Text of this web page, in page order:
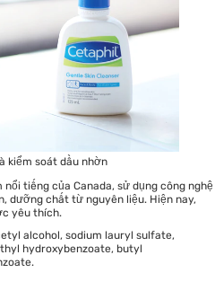
kiểm soát dầu nhờn
tiếng của Canada, sử dụng công nghệ
dưỡng chất từ nguyên liệu. Hiện nay,
yêu thích.
alcohol, sodium lauryl sulfate,
hydroxybenzoate, butyl